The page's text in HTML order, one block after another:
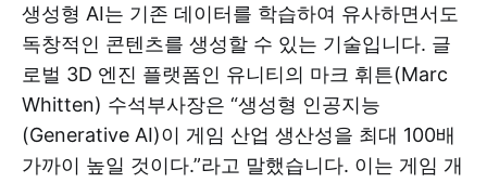
생성형 AI는 기존 데이터를 학습하여 유사하면서도
독창적인 콘텐츠를 생성할 수 있는 기술입니다. 글
로벌 3D 엔진 플랫폼인 유니티의 마크 휘튼(Marc
Whitten) 수석부사장은 “생성형 인공지능
(Generative AI)이 게임 산업 생산성을 최대 100배
가까이 높일 것이다.”라고 말했습니다. 이는 게임 개